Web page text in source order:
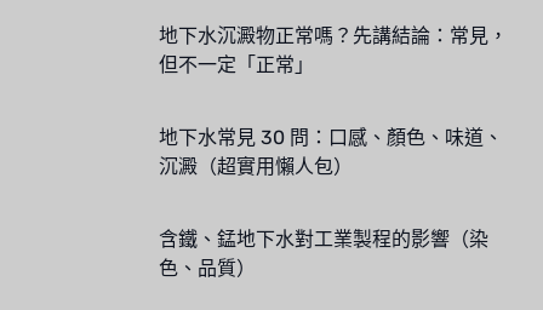
地下水沉澱物正常嗎？先講結論：常見，
但不一定「正常」
地下水常見 30 問：口感、顏色、味道、
沉澱（超實用懶人包）
含鐵、錳地下水對工業製程的影響（染
色、品質）